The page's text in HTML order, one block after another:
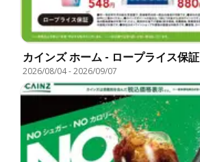
カインズ ホーム - ロープライス保証
2026/08/04-2026/09/07